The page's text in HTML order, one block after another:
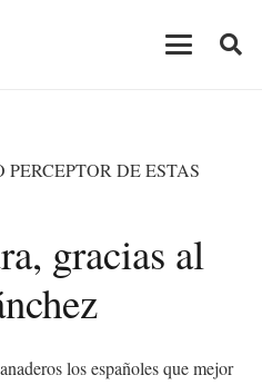
DE ESTAS
gracias al
los españoles que mejor